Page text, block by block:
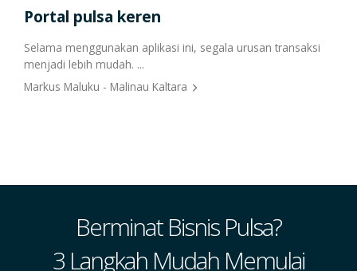
Portal pulsa keren
Selama menggunakan aplikasi ini, segala urusan transaksi
menjadi lebih mudah. ...
Markus Maluku - Malinau Kaltara
Berminat Bisnis Pulsa?
3 Langkah Mudah Memulai